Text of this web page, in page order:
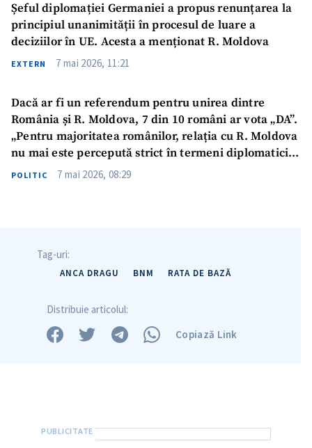
Șeful diplomației Germaniei a propus renunțarea la
principiul unanimității în procesul de luare a
deciziilor în UE. Acesta a menționat R. Moldova
EXTERN 7 mai 2026, 11:21
Dacă ar fi un referendum pentru unirea dintre
România și R. Moldova, 7 din 10 români ar vota „DA”.
„Pentru majoritatea românilor, relația cu R. Moldova
nu mai este percepută strict în termeni diplomatici,
ci ca o relație între comunități”
POLITIC 7 mai 2026, 08:29
Tag-uri:
ANCA DRAGU BNM RATA DE BAZĂ
Distribuie articolul:
Copiază Link